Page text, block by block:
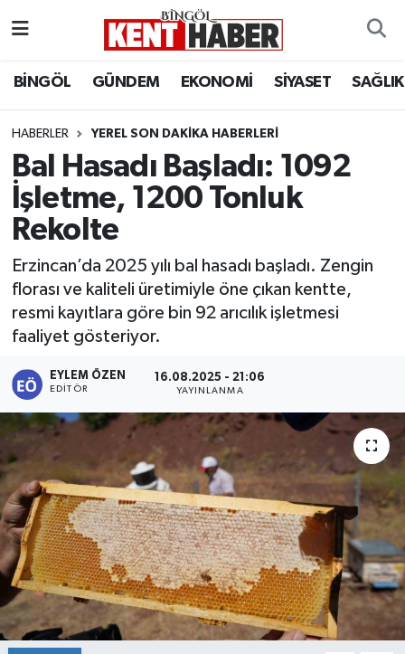
BİNGÖL GÜNDEM EKONOMİ SİYASET SAĞLIK
HABERLER YEREL SON DAKIKA HABERLERI
Bal Hasadı Başladı: 1092
İşletme, 1200 Tonluk
Rekolte
Erzincan’da 2025 yılı bal hasadı başladı. Zengin
florası ve kaliteli üretimiyle öne çıkan kentte,
resmi kayıtlara göre bin 92 arıcılık işletmesi
faaliyet gösteriyor.
EYLEM ÖZEN
EDITÖR
16.08.2025 - 21:06
YAYINLANMA
BİLİM-TEKNOLOJİ
DÜNYA
EĞİTİM
GENÇ
GÜNDEM
KARLIOVA
KİĞI
MERKEZ
RESMİ İLANLAR
SAĞLIK
SİYASET
Bingöl Hava Durumu
Bingöl Namaz Vakitleri
Bingöl Trafik Yoğunluk Haritası
Tüm Manşetler
Son Dakika Haberleri
Haber Arşivi